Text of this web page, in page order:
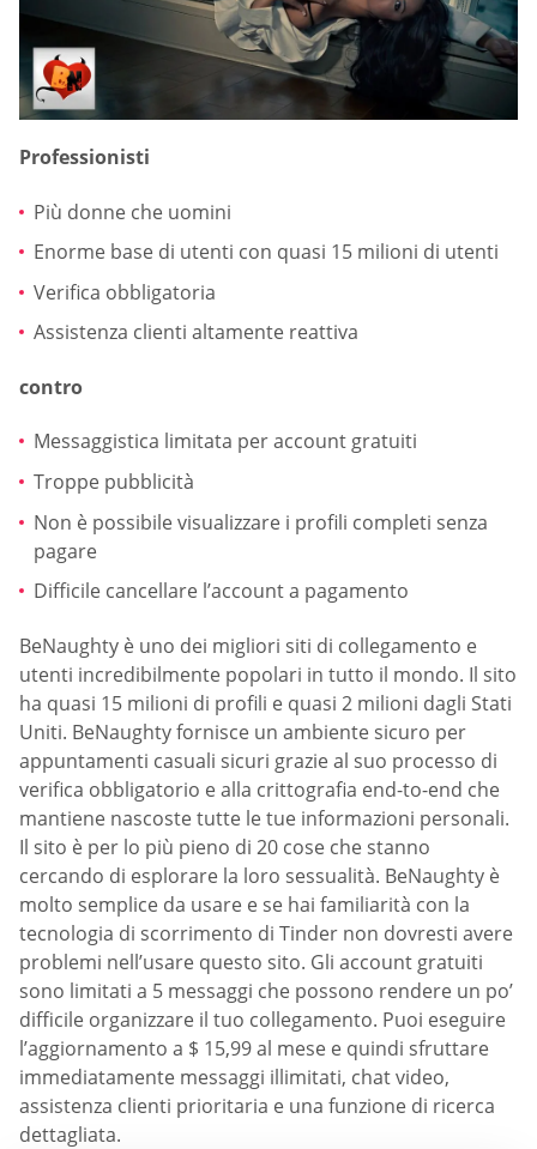
Professionisti
Più donne che uomini
Enorme base di utenti con quasi 15 milioni di utenti
Verifica obbligatoria
Assistenza clienti altamente reattiva
contro
Messaggistica limitata per account gratuiti
Troppe pubblicità
Non è possibile visualizzare i profili completi senza
pagare
Difficile cancellare l’account a pagamento
BeNaughty è uno dei migliori siti di collegamento e
utenti incredibilmente popolari in tutto il mondo. Il sito
ha quasi 15 milioni di profili e quasi 2 milioni dagli Stati
Uniti. BeNaughty fornisce un ambiente sicuro per
appuntamenti casuali sicuri grazie al suo processo di
verifica obbligatorio e alla crittografia end-to-end che
mantiene nascoste tutte le tue informazioni personali.
Il sito è per lo più pieno di 20 cose che stanno
cercando di esplorare la loro sessualità. BeNaughty è
molto semplice da usare e se hai familiarità con la
tecnologia di scorrimento di Tinder non dovresti avere
problemi nell’usare questo sito. Gli account gratuiti
sono limitati a 5 messaggi che possono rendere un po’
difficile organizzare il tuo collegamento. Puoi eseguire
l’aggiornamento a $ 15,99 al mese e quindi sfruttare
immediatamente messaggi illimitati, chat video,
assistenza clienti prioritaria e una funzione di ricerca
dettagliata.